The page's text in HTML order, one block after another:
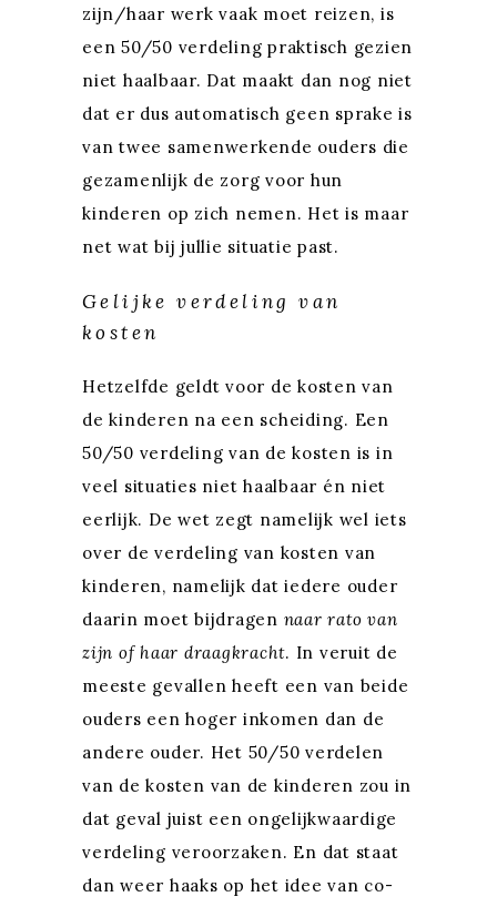
zijn/haar werk vaak moet reizen, is
een 50/50 verdeling praktisch gezien
niet haalbaar. Dat maakt dan nog niet
dat er dus automatisch geen sprake is
van twee samenwerkende ouders die
gezamenlijk de zorg voor hun
kinderen op zich nemen. Het is maar
net wat bij jullie situatie past.
Gelijke verdeling van
kosten
Hetzelfde geldt voor de kosten van
de kinderen na een scheiding. Een
50/50 verdeling van de kosten is in
veel situaties niet haalbaar én niet
eerlijk. De wet zegt namelijk wel iets
over de verdeling van kosten van
kinderen, namelijk dat iedere ouder
daarin moet bijdragen naar rato van
zijn of haar draagkracht. In veruit de
meeste gevallen heeft een van beide
ouders een hoger inkomen dan de
andere ouder. Het 50/50 verdelen
van de kosten van de kinderen zou in
dat geval juist een ongelijkwaardige
verdeling veroorzaken. En dat staat
dan weer haaks op het idee van co-